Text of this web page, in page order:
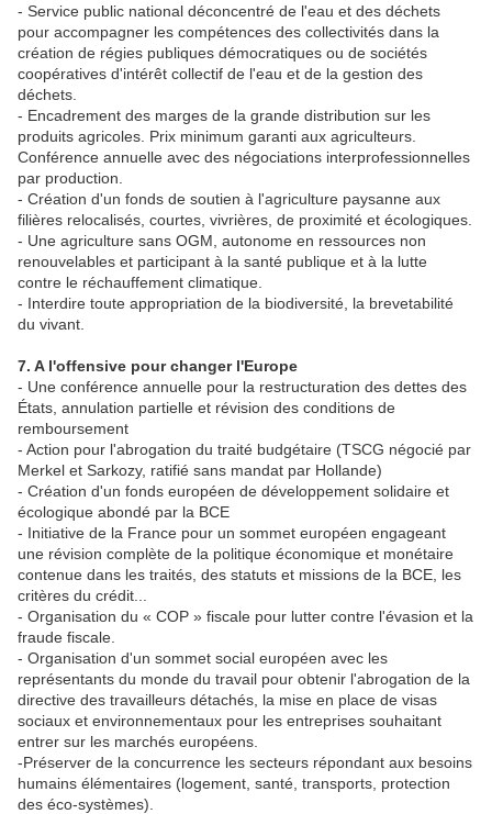
- Service public national déconcentré de l'eau et des déchets
pour accompagner les compétences des collectivités dans la
création de régies publiques démocratiques ou de sociétés
coopératives d'intérêt collectif de l'eau et de la gestion des
déchets.
- Encadrement des marges de la grande distribution sur les
produits agricoles. Prix minimum garanti aux agriculteurs.
Conférence annuelle avec des négociations interprofessionnelles
par production.
- Création d'un fonds de soutien à l'agriculture paysanne aux
filières relocalisés, courtes, vivrières, de proximité et écologiques.
- Une agriculture sans OGM, autonome en ressources non
renouvelables et participant à la santé publique et à la lutte
contre le réchauffement climatique.
- Interdire toute appropriation de la biodiversité, la brevetabilité
du vivant.
7. A l'offensive pour changer l'Europe
- Une conférence annuelle pour la restructuration des dettes des
États, annulation partielle et révision des conditions de
remboursement
- Action pour l'abrogation du traité budgétaire (TSCG négocié par
Merkel et Sarkozy, ratifié sans mandat par Hollande)
- Création d'un fonds européen de développement solidaire et
écologique abondé par la BCE
- Initiative de la France pour un sommet européen engageant
une révision complète de la politique économique et monétaire
contenue dans les traités, des statuts et missions de la BCE, les
critères du crédit...
- Organisation du « COP » fiscale pour lutter contre l'évasion et la
fraude fiscale.
- Organisation d'un sommet social européen avec les
représentants du monde du travail pour obtenir l'abrogation de la
directive des travailleurs détachés, la mise en place de visas
sociaux et environnementaux pour les entreprises souhaitant
entrer sur les marchés européens.
-Préserver de la concurrence les secteurs répondant aux besoins
humains élémentaires (logement, santé, transports, protection
des éco-systèmes).